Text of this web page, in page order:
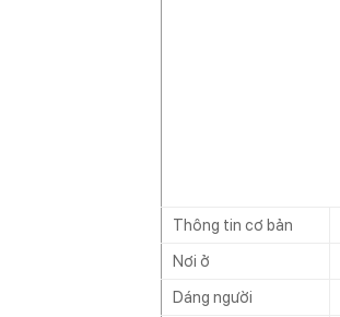
Thông tin cơ bản
Nơi ở
Dáng người